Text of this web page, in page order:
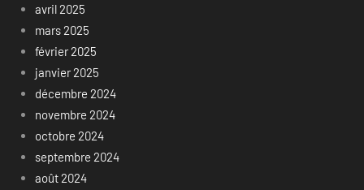
avril 2025
mars 2025
février 2025
janvier 2025
décembre 2024
novembre 2024
octobre 2024
septembre 2024
août 2024